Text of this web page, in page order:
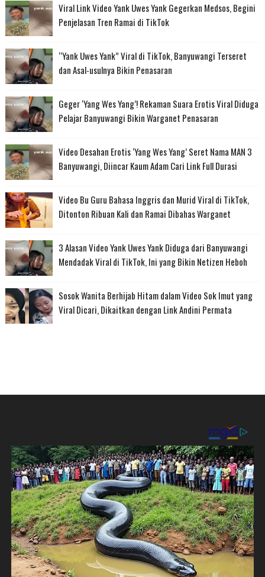
Viral Link Video Yank Uwes Yank Gegerkan Medsos, Begini
Penjelasan Tren Ramai di TikTok
“Yank Uwes Yank” Viral di TikTok, Banyuwangi Terseret
dan Asal-usulnya Bikin Penasaran
Geger ‘Yang Wes Yang’! Rekaman Suara Erotis Viral Diduga
Pelajar Banyuwangi Bikin Warganet Penasaran
Video Desahan Erotis ‘Yang Wes Yang’ Seret Nama MAN 3
Banyuwangi, Diincar Kaum Adam Cari Link Full Durasi
Video Bu Guru Bahasa Inggris dan Murid Viral di TikTok,
Ditonton Ribuan Kali dan Ramai Dibahas Warganet
3 Alasan Video Yank Uwes Yank Diduga dari Banyuwangi
Mendadak Viral di TikTok, Ini yang Bikin Netizen Heboh
Sosok Wanita Berhijab Hitam dalam Video Sok Imut yang
Viral Dicari, Dikaitkan dengan Link Andini Permata